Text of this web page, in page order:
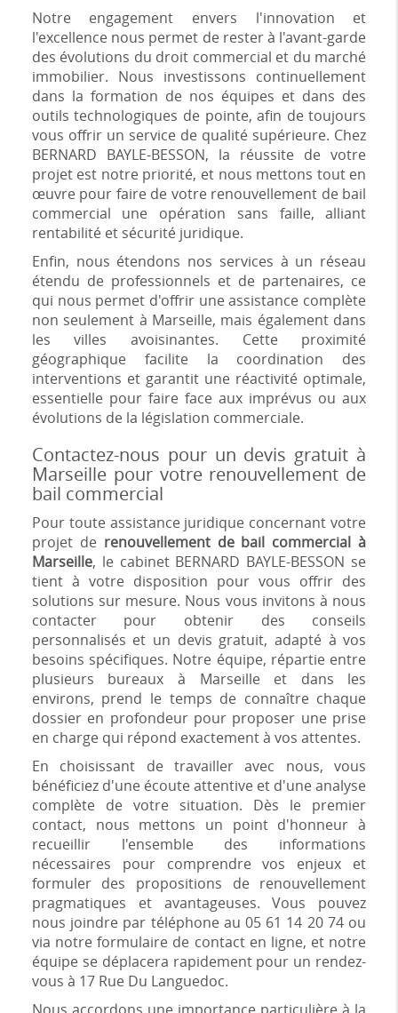
Notre engagement envers l'innovation et
l'excellence nous permet de rester à l'avant-garde
des évolutions du droit commercial et du marché
immobilier. Nous investissons continuellement
dans la formation de nos équipes et dans des
outils technologiques de pointe, afin de toujours
vous offrir un service de qualité supérieure. Chez
BERNARD BAYLE-BESSON, la réussite de votre
projet est notre priorité, et nous mettons tout en
œuvre pour faire de votre renouvellement de bail
commercial une opération sans faille, alliant
rentabilité et sécurité juridique.
Enfin, nous étendons nos services à un réseau
étendu de professionnels et de partenaires, ce
qui nous permet d'offrir une assistance complète
non seulement à Marseille, mais également dans
les villes avoisinantes. Cette proximité
géographique facilite la coordination des
interventions et garantit une réactivité optimale,
essentielle pour faire face aux imprévus ou aux
évolutions de la législation commerciale.
Contactez-nous pour un devis gratuit à
Marseille pour votre renouvellement de
bail commercial
Pour toute assistance juridique concernant votre
projet de renouvellement de bail commercial à
Marseille, le cabinet BERNARD BAYLE-BESSON se
tient à votre disposition pour vous offrir des
solutions sur mesure. Nous vous invitons à nous
contacter pour obtenir des conseils
personnalisés et un devis gratuit, adapté à vos
besoins spécifiques. Notre équipe, répartie entre
plusieurs bureaux à Marseille et dans les
environs, prend le temps de connaître chaque
dossier en profondeur pour proposer une prise
en charge qui répond exactement à vos attentes.
En choisissant de travailler avec nous, vous
bénéficiez d'une écoute attentive et d'une analyse
complète de votre situation. Dès le premier
contact, nous mettons un point d'honneur à
recueillir l'ensemble des informations
nécessaires pour comprendre vos enjeux et
formuler des propositions de renouvellement
pragmatiques et avantageuses. Vous pouvez
nous joindre par téléphone au 05 61 14 20 74 ou
via notre formulaire de contact en ligne, et notre
équipe se déplacera rapidement pour un rendez-
vous à 17 Rue Du Languedoc.